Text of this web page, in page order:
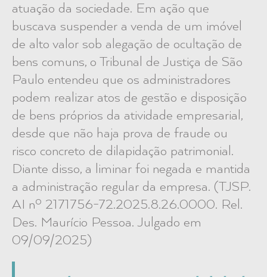
atuação da sociedade. Em ação que
buscava suspender a venda de um imóvel
de alto valor sob alegação de ocultação de
bens comuns, o Tribunal de Justiça de São
Paulo entendeu que os administradores
podem realizar atos de gestão e disposição
de bens próprios da atividade empresarial,
desde que não haja prova de fraude ou
risco concreto de dilapidação patrimonial.
Diante disso, a liminar foi negada e mantida
a administração regular da empresa. (TJSP.
AI nº 2171756-72.2025.8.26.0000. Rel.
Des. Maurício Pessoa. Julgado em
09/09/2025)